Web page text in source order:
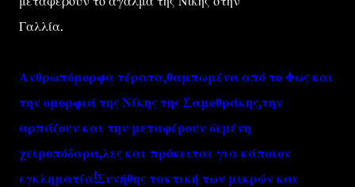
Γαλλία.
Ανθρωπόμορφα τέρατα,θαμπωμένα από το Φως και
την ομορφιά της Νίκης της Σαμοθράκης,την
αρπάζουν και την μεταφέρουν δεμένη
χειροπόδαρα,λες και πρόκειται για κάποιον
εγκληματία!Συνήθης τακτική των μικρών και